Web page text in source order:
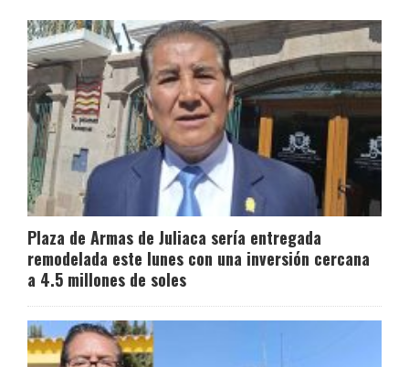
Plaza de Armas de Juliaca sería entregada
remodelada este lunes con una inversión cercana
a 4.5 millones de soles